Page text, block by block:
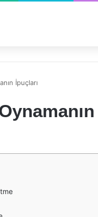
İpuçları